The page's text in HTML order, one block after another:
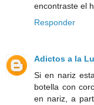
encontraste el
Responder
Adictos a la
Si en nariz
botella con
en nariz, a